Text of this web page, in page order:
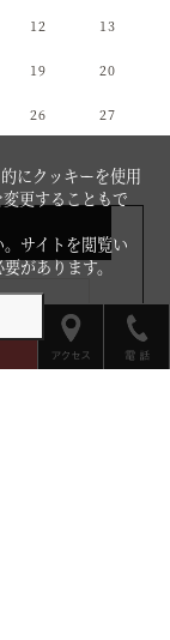
12 13
19 20
26 27
09 10
16 17
23 24
13 14
20 21
27 28
にクッキーを使用
更することもで
サイトを閲覧い
があります。